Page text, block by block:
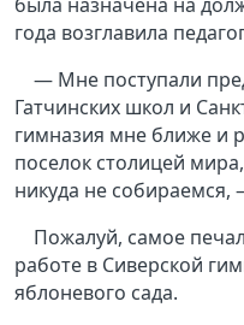
года возглавила
— Мне поступали
Гатчинских школ и
гимназия мне ближе и
поселок столицей
никуда не собираемся,
Пожалуй, самое
работе в Сиверской
яблоневого сада.